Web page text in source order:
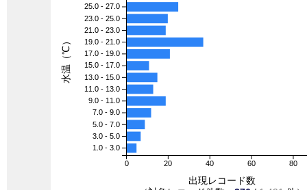
0 20 40 60 80
25.0 - 27.0
23.0 - 25.0
21.0 - 23.0
19.0 - 21.0
17.0 - 19.0
15.0 - 17.0
13.0 - 15.0
11.0 - 13.0
9.0 - 11.0
7.0 - 9.0
5.0 - 7.0
3.0 - 5.0
1.0 - 3.0
出現レコード数
水温（℃）